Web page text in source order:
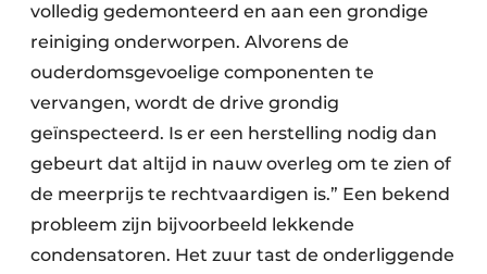
volledig gedemonteerd en aan een grondige
reiniging onderworpen. Alvorens de
ouderdomsgevoelige componen­ten te
vervangen, wordt de drive grondig
geïnspecteerd. Is er een herstelling nodig dan
gebeurt dat altijd in nauw overleg om te zien of
de meerprijs te rechtvaardigen is.” Een bekend
probleem zijn bijvoorbeeld lekkende
condensatoren. Het zuur tast de onderliggende